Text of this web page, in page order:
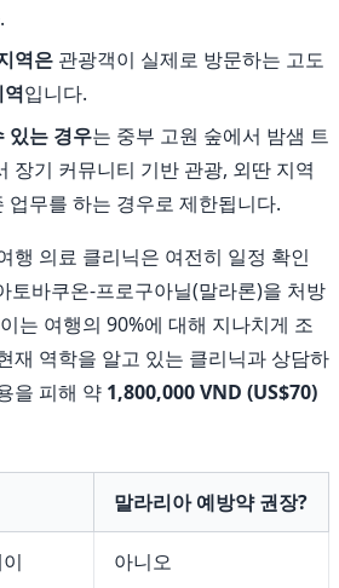
역은 관광객이 실제로 방문하는 고도
입니다.
있는 경우는 중부 고원 숲에서 밤샘 트
장기 커뮤니티 기반 관광, 외딴 지역
업무를 하는 경우로 제한됩니다.
행 의료 클리닉은 여전히 일정 확인
토바쿠온-프로구아닐(말라론)을 처방
는 여행의 90%에 대해 지나치게 조
재 역학을 알고 있는 클리닉과 상담하
을 피해 약 1,800,000 VND (US$70)
말라리아 예방약 권장?
아니오